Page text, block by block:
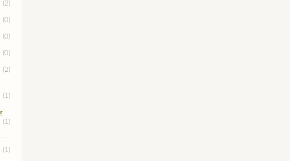
(2)
(0)
(0)
(0)
(2)
(1)
(1)
(1)